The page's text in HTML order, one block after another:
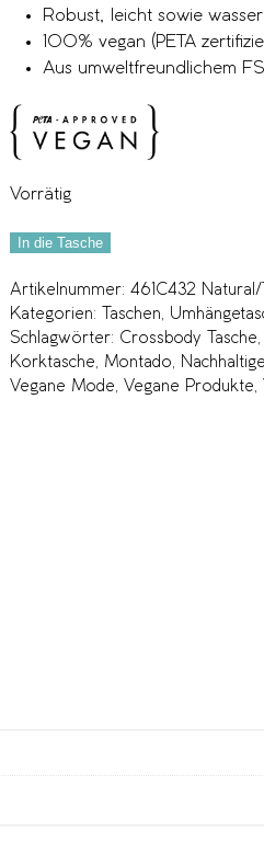
Robust, leicht sowie
100% vegan (PETA
Aus umweltfreundlichem
Vorrätig
In die Tasche
Artikelnummer: 461C432 Natural/
Kategorien:
Taschen
Schlagwörter: Crossbody Tasche
Korktasche
Montado
Vegane Mode
Vegane Produkte